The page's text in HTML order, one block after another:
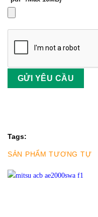
Tags:
SẢN PHẨM TƯƠNG TỰ